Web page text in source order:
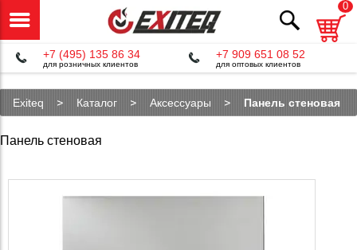
0
+7 (495) 135 86 34
для розничных клиентов
+7 909 651 08 52
для оптовых клиентов
Exiteq Каталог Аксессуары Панель стеновая
Панель стеновая